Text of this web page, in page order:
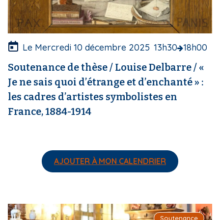
t
u
r
e
Le Mercredi 10 décembre 2025 13h30 18h00
Soutenance de thèse / Louise Delbarre / «
Je ne sais quoi d’étrange et d’enchanté » :
les cadres d’artistes symbolistes en
France, 1884-1914
AJOUTER À MON CALENDRIER
Soutenance
I